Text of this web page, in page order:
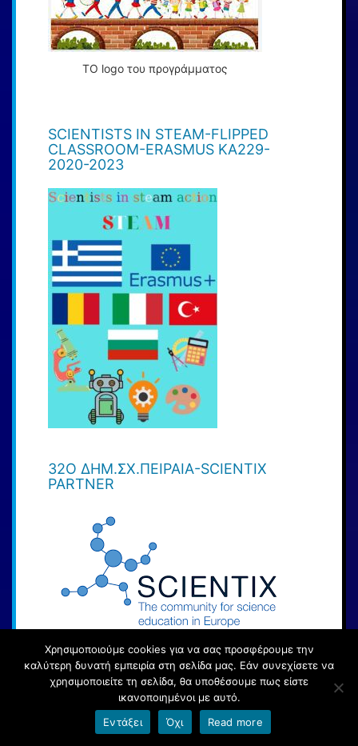
ΤΟ logo του προγράμματος
SCIENTISTS IN STEAM-FLIPPED
CLASSROOM-ERASMUS KA229-
2020-2023
32O ΔΗΜ.ΣΧ.ΠΕΙΡΑΙΑ-SCIENTIX
PARTNER
32O ΔΗΜ.ΣΧ.ΠΕΙΡΑΙΆ-ΕΤΙΚΈΤΑ
ESAFETY
Χρησιμοποιούμε cookies για να σας προσφέρουμε την
καλύτερη δυνατή εμπειρία στη σελίδα μας. Εάν συνεχίσετε να
χρησιμοποιείτε τη σελίδα, θα υποθέσουμε πως είστε
ικανοποιημένοι με αυτό.
Εντάξει
Όχι Read more